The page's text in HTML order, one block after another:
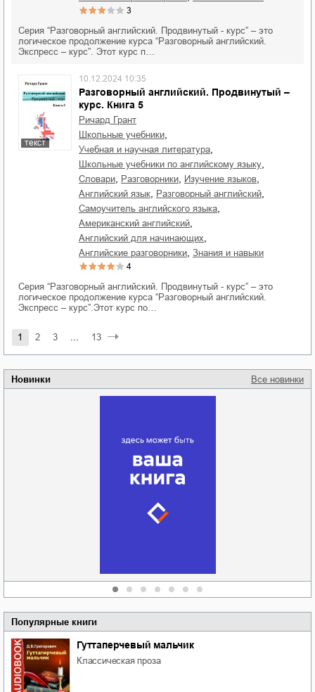
Новинки Все новинки
Популярные книги
Гуттаперчевый мальчик
классическая проза
3
Серия “Разговорный английский. Продвинутый - курс” – это
логическое продолжение курса “Разговорный английский.
Экспресс – курс”. Этот курс п…
текст
Разговорный английский. Продвинутый –
курс. Книга 5
10.12.2024 10:35
Ричард Грант
школьные учебники
учебная и научная литература
школьные учебники по английскому языку
словари разговорники изучение языков
английский язык разговорный английский
самоучитель английского языка
американский английский
английский для начинающих
английские разговорники знания и навыки
4
Серия “Разговорный английский. Продвинутый - курс” – это
логическое продолжение курса “Разговорный английский.
Экспресс – курс”.Этот курс по…
1 2 3 ... 13